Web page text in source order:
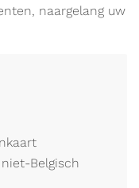
naargelang uw
Belgisch